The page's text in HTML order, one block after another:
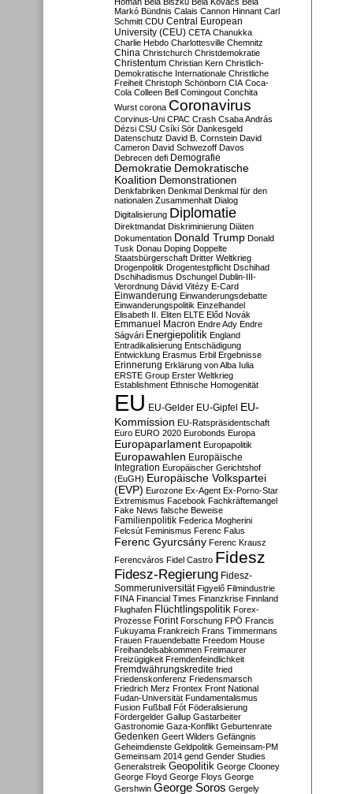
Markó Bündnis Calais Cannon Hinnant Carl
Schmitt CDU Central European
University (CEU) CETA Chanukka
Charlie Hebdo Charlottesville Chemnitz
China Christchurch Christdemokratie
Christentum Christian Kern Christlich-
Demokratische Internationale Christliche
Freiheit Christoph Schönborn CIA Coca-
Cola Colleen Bell Comingout Conchita
Wurst corona Coronavirus
Corvinus-Uni CPAC Crash Csaba András
Dézsi CSU Csíki Sör Dankesgeld
Datenschutz David B. Cornstein David
Cameron David Schwezoff Davos
Debrecen defi Demografie
Demokratie Demokratische
Koalition Demonstrationen
Denkfabriken Denkmal Denkmal für den
nationalen Zusammenhalt Dialog
Digitalisierung Diplomatie
Direktmandat Diskriminierung Diäten
Dokumentation Donald Trump Donald
Tusk Donau Doping Doppelte
Staatsbürgerschaft Dritter Weltkrieg
Drogenpolitik Drogentestpflicht Dschihad
Dschihadismus Dschungel Dublin-III-
Verordnung Dávid Vitézy E-Card
Einwanderung Einwanderungsdebatte
Einwanderungspolitik Einzelhandel
Elisabeth II. Eliten ELTE Előd Novák
Emmanuel Macron Endre Ady Endre
Ságvári Energiepolitik England
Entradikalisierung Entschädigung
Entwicklung Erasmus Erbil Ergebnisse
Erinnerung Erklärung von Alba Iulia
ERSTE Group Erster Weltkrieg
Establishment Ethnische Homogenität
EU EU-Gelder EU-Gipfel EU-
Kommission EU-Ratspräsidentschaft
Euro EURO 2020 Eurobonds Europa
Europaparlament Europapolitik
Europawahlen Europäische
Integration Europäischer Gerichtshof
(EuGH) Europäische Volkspartei
(EVP) Eurozone Ex-Agent Ex-Porno-Star
Extremismus Facebook Fachkräftemangel
Fake News falsche Beweise
Familienpolitik Federica Mogherini
Felcsút Feminismus Ferenc Falus
Ferenc Gyurcsány Ferenc Krausz
Ferencváros Fidel Castro Fidesz
Fidesz-Regierung Fidesz-
Sommeruniversität Figyelő Filmindustrie
FINA Financial Times Finanzkrise Finnland
Flughafen Flüchtlingspolitik Forex-
Prozesse Forint Forschung FPÖ Francis
Fukuyama Frankreich Frans Timmermans
Frauen Frauendebatte Freedom House
Freihandelsabkommen Freimaurer
Freizügigkeit Fremdenfeindlichkeit
Fremdwährungskredite fried
Friedenskonferenz Friedensmarsch
Friedrich Merz Frontex Front National
Fudan-Universität Fundamentalismus
Fusion Fußball Fót Föderalisierung
Fördergelder Gallup Gastarbeiter
Gastronomie Gaza-Konflikt Geburtenrate
Gedenken Geert Wilders Gefängnis
Geheimdienste Geldpolitik Gemeinsam-PM
Gemeinsam 2014 gend Gender Studies
Generalstreik Geopolitik George Clooney
George Floyd George Floys George
Gershwin George Soros Gergely